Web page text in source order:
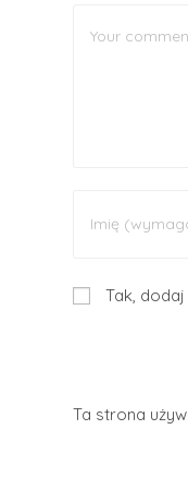
Tak, dodaj
Ta strona